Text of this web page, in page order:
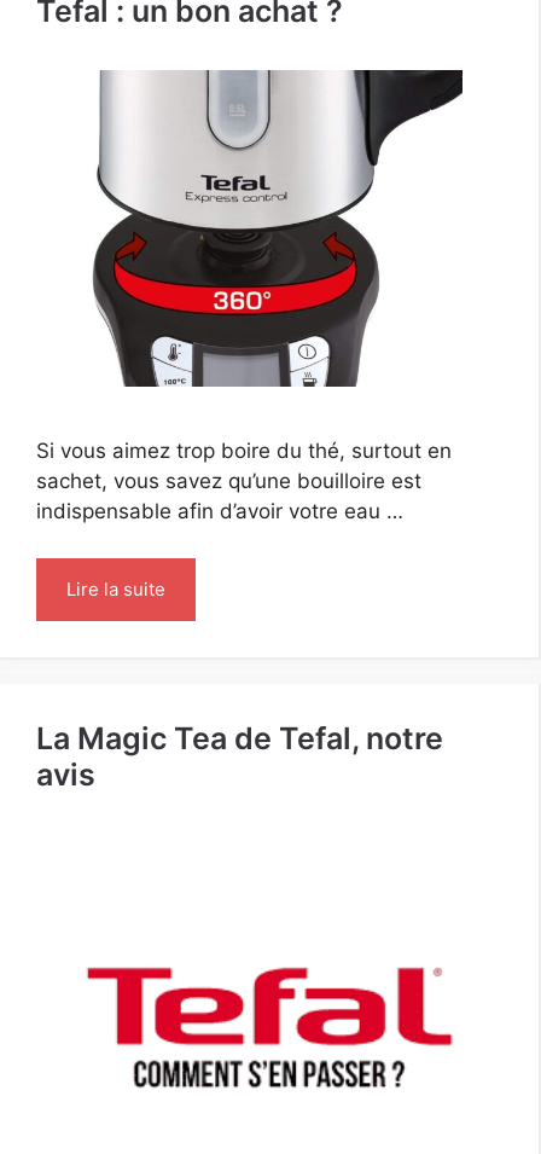
Tefal : un bon achat ?
Si vous aimez trop boire du thé, surtout en
sachet, vous savez qu’une bouilloire est
indispensable afin d’avoir votre eau …
Lire la suite
La Magic Tea de Tefal, notre
avis